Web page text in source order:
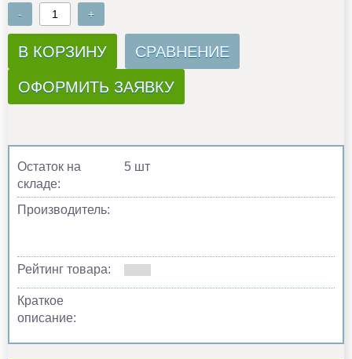
- +
В КОРЗИНУ СРАВНЕНИЕ
ОФОРМИТЬ ЗАЯВКУ
Остаток на
складе:
5 шт
Производитель:
Рейтинг товара:
Краткое
описание: